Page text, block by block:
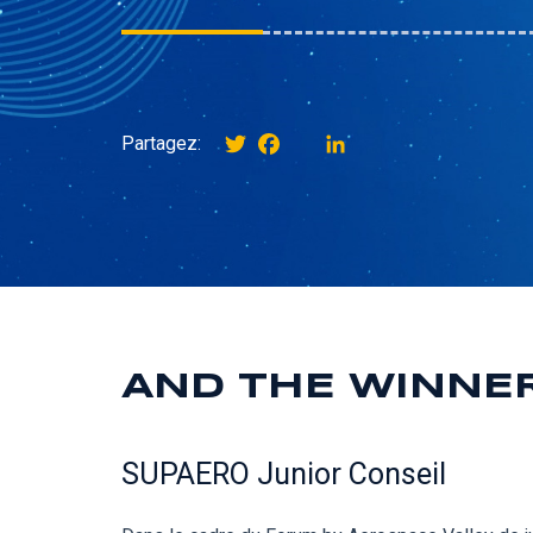
Partagez: TwitterFacebookinstagram
LinkedIn
AND THE
SUPAERO Junior Conseil